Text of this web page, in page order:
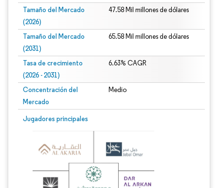
Tamaño del Mercado
(2026)
47.58 Mil millones de dólares
Tamaño del Mercado
(2031)
65.58 Mil millones de dólares
Tasa de crecimiento
(2026 - 2031)
6.63% CAGR
Concentración del
Mercado
Medio
Jugadores principales
Imagen © Mordor Intelligence. El uso requiere atribución según CC BY 4.0.